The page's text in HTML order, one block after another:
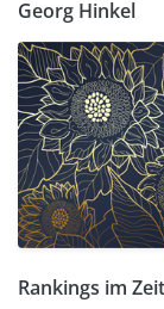
Georg Hinkel
Rankings im